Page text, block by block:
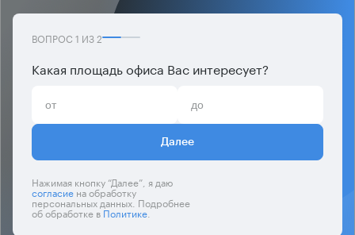
ВОПРОС 1 ИЗ2
Какая площадь офиса Вас интересует?
Далее
Нажимая кнопку “Далее”, я даю
согласиена обработку
персональных данных. Подробнее
об обработке вПолитике.